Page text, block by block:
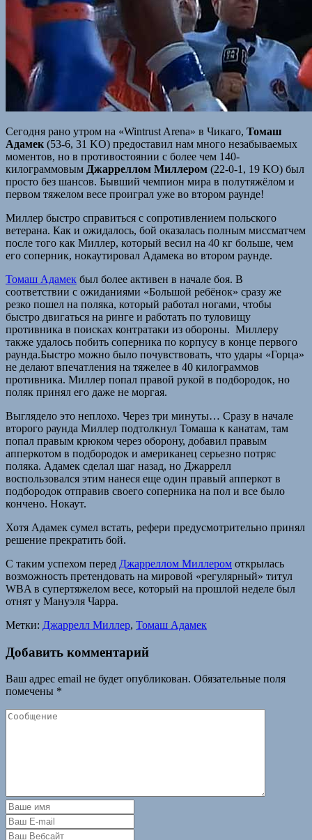
Сегодня рано утром на «Wintrust Arena» в Чикаго, Томаш
Адамек (53-6, 31 KO) предоставил нам много незабываемых
моментов, но в противостоянии с более чем 140-
килограммовым Джарреллом Миллером (22-0-1, 19 KO) был
просто без шансов. Бывший чемпион мира в полутяжёлом и
первом тяжелом весе проиграл уже во втором раунде!
Миллер быстро справиться с сопротивлением польского
ветерана. Как и ожидалось, бой оказалась полным миссматчем
после того как Миллер, который весил на 40 кг больше, чем
его соперник, нокаутировал Адамека во втором раунде.
Томаш Адамек был более активен в начале боя. В
соответствии с ожиданиями «Большой ребёнок» сразу же
резко пошел на поляка, который работал ногами, чтобы
быстро двигаться на ринге и работать по туловищу
противника в поисках контратаки из обороны. Миллеру
также удалось побить соперника по корпусу в конце первого
раунда.Быстро можно было почувствовать, что удары «Горца»
не делают впечатления на тяжелее в 40 килограммов
противника. Миллер попал правой рукой в подбородок, но
поляк принял его даже не моргая.
Выглядело это неплохо. Через три минуты… Сразу в начале
второго раунда Миллер подтолкнул Томаша к канатам, там
попал правым крюком через оборону, добавил правым
апперкотом в подбородок и американец серьезно потряс
поляка. Адамек сделал шаг назад, но Джаррелл
воспользовался этим нанеся еще один правый апперкот в
подбородок отправив своего соперника на пол и все было
кончено. Нокаут.
Хотя Адамек сумел встать, рефери предусмотрительно принял
решение прекратить бой.
С таким успехом перед Джарреллом Миллером открылась
возможность претендовать на мировой «регулярный» титул
WBA в супертяжелом весе, который на прошлой неделе был
отнят у Мануэля Чарра.
Метки: Джаррелл Миллер, Томаш Адамек
Добавить комментарий
Ваш адрес email не будет опубликован. Обязательные поля
помечены *